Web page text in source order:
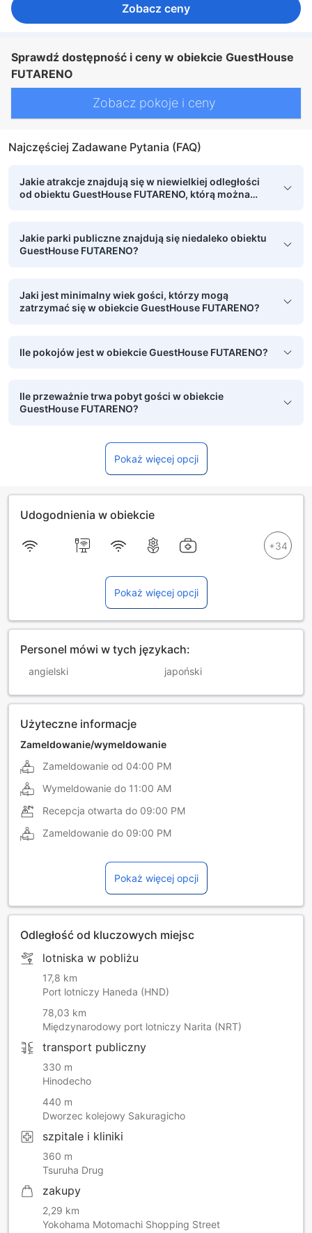
Zobacz ceny
Sprawdź dostępność i ceny w obiekcie GuestHouse
FUTARENO
Zobacz pokoje i ceny
Najczęściej Zadawane Pytania (FAQ)
Jakie atrakcje znajdują się w niewielkiej odległości
od obiektu GuestHouse FUTARENO, którą można
Jakie parki publiczne znajdują się niedaleko obiektu
GuestHouse FUTARENO?
Jaki jest minimalny wiek gości, którzy mogą
zatrzymać się w obiekcie GuestHouse FUTARENO?
Ile pokojów jest w obiekcie GuestHouse FUTARENO?
Ile przeważnie trwa pobyt gości w obiekcie
GuestHouse FUTARENO?
Pokaż więcej opcji
Udogodnienia w obiekcie
Pokaż więcej opcji
Personel mówi w tych językach:
angielski japoński
Użyteczne informacje
Zameldowanie/wymeldowanie
Zameldowanie od 04:00 PM
Wymeldowanie do 11:00 AM
Recepcja otwarta do 09:00 PM
Zameldowanie do 09:00 PM
Pokaż więcej opcji
Odległość od kluczowych miejsc
lotniska w pobliżu
17,8 km
Port lotniczy Haneda (HND)
78,03 km
Międzynarodowy port lotniczy Narita (NRT)
transport publiczny
330 m
Hinodecho
440 m
Dworzec kolejowy Sakuragicho
szpitale i kliniki
360 m
Tsuruha Drug
zakupy
2,29 km
Yokohama Motomachi Shopping Street